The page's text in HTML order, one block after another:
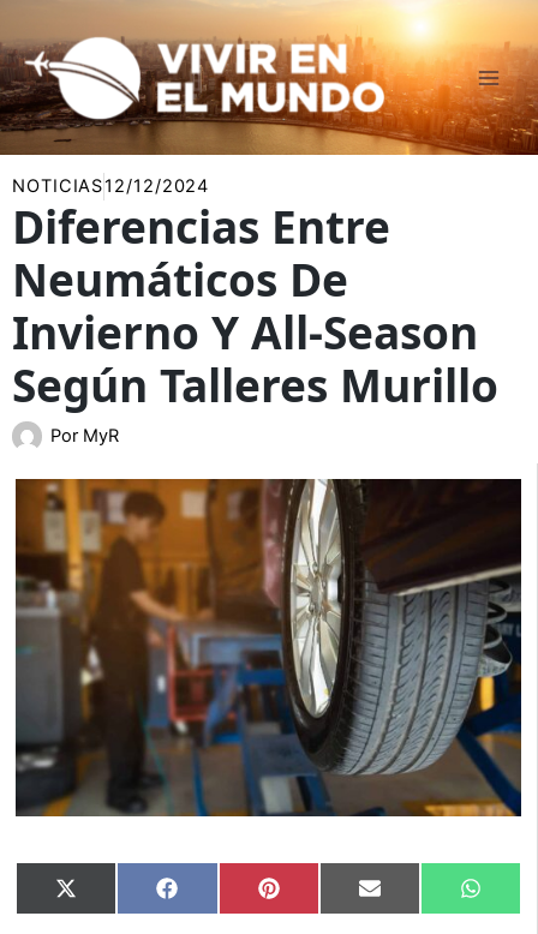
al
contenido
NOTICIAS12/12/2024
Diferencias Entre
Neumáticos De
Invierno Y All-Season
Según Talleres Murillo
Por MyR
Compartir
en
X
(Twitter)
Compartir
en
Facebook Compartir
en
Pinterest Compartir
en
Email
en